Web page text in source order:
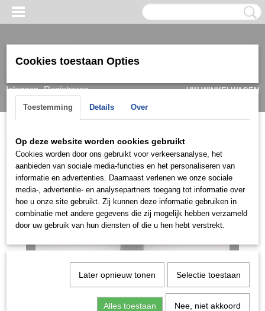
Inloggen Registreren
UW WINKELWAGEN
(0)
Home > > Herenringen Ringen zilver >HRI0919
Cookies toestaan Opties
Toestemming Details Over
Op deze website worden cookies gebruikt
Cookies worden door ons gebruikt voor verkeersanalyse, het
aanbieden van sociale media-functies en het personaliseren van
informatie en advertenties. Daarnaast verlenen we onze sociale
media-, advertentie- en analysepartners toegang tot informatie over
hoe u onze site gebruikt. Zij kunnen deze informatie gebruiken in
combinatie met andere gegevens die zij mogelijk hebben verzameld
door uw gebruik van hun diensten of die u hen hebt verstrekt.
Later opnieuw tonen Selectie toestaan
Alles toestaan Nee, niet akkoord